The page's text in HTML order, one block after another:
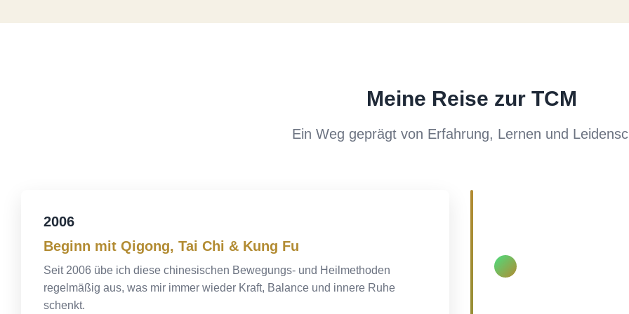
Meine Reise zur TCM
Ein Weg geprägt von Erfahrung, Lernen und
2006
Beginn mit Qigong, Tai Chi & Kung Fu
Seit 2006 übe ich diese chinesischen Bewegungs- und Heilmethoden
regelmäßig aus, was mir immer wieder Kraft, Balance und innere Ruhe
schenkt.